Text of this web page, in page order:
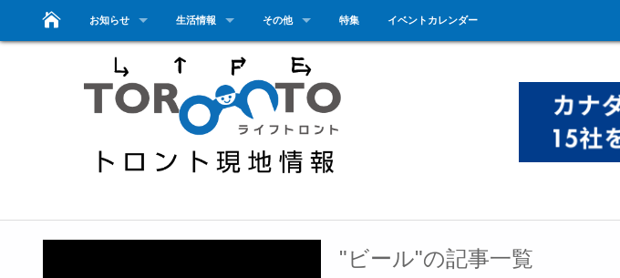
お知らせ 生活情報 その他 特集 イベントカレンダー
"ビール"の記事一覧